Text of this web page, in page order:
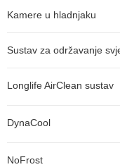
Kamere u hladnjaku
Sustav za održavanje
Longlife AirClean sustav
DynaCool
NoFrost